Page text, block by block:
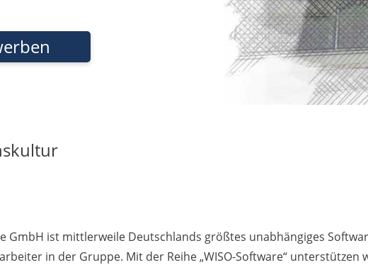
GmbH ist mittlerweile Deutschlands größtes unabhängiges
in der Gruppe. Mit der Reihe „WISO-Software“